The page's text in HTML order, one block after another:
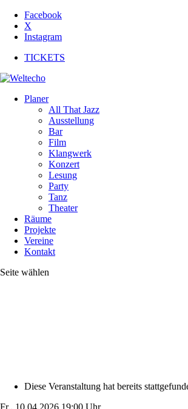
Facebook
X
Instagram
TICKETS
Planer
All That Jazz
Ausstellung
Bar
Film
Klangwerk
Konzert
Lesung
Party
Tanz
Theater
Räume
Projekte
Vereine
Kontakt
Seite wählen
Diese Veranstaltung hat bereits
Fr.. 10.04.2026 19:00 Uhr